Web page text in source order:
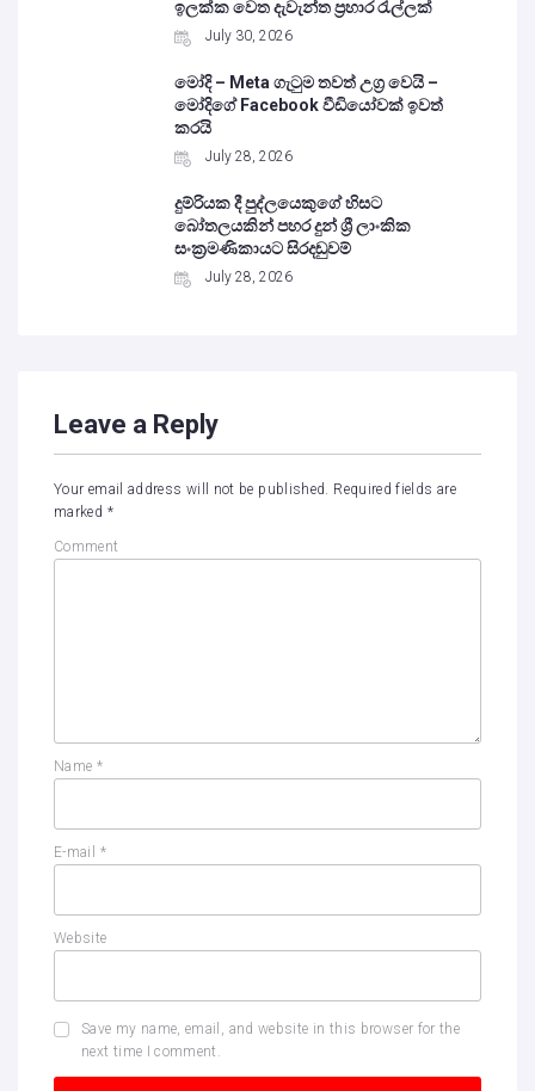
ඉලක්ක වෙත දැවැන්ත ප්‍රහාර රැල්ලක්
July 30, 2026
මෝදි – Meta ගැටුම තවත් උග්‍ර වෙයි –
මෝදිගේ Facebook වීඩියෝවක් ඉවත්
කරයි
July 28, 2026
දුම්රියක දී පුද්ලයෙකුගේ හිසට
බෝතලයකින් පහර දුන් ශ්‍රී ලාංකික
සංක්‍රමණිකායට සිරදඬුවම්
July 28, 2026
Leave a Reply
Your email address will not be published. Required fields are
marked *
Comment
Name *
E-mail *
Website
Save my name, email, and website in this browser for the
next time I comment.